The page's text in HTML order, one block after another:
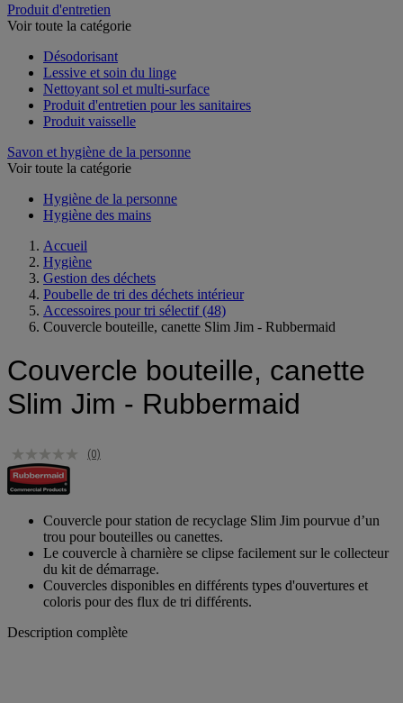
Produit d'entretien
Voir toute la catégorie
Désodorisant
Lessive et soin du linge
Nettoyant sol et multi-surface
Produit d'entretien pour les sanitaires
Produit vaisselle
Savon et hygiène de la personne
Voir toute la catégorie
Hygiène de la personne
Hygiène des mains
Accueil
Hygiène
Gestion des déchets
Poubelle de tri des déchets intérieur
Accessoires pour tri sélectif (48)
Couvercle bouteille, canette Slim Jim - Rubbermaid
Couvercle bouteille, canette
Slim Jim - Rubbermaid
(0)
Couvercle pour station de recyclage Slim Jim pourvue d’un
trou pour bouteilles ou canettes.
Le couvercle à charnière se clipse facilement sur le collecteur
du kit de démarrage.
Couvercles disponibles en différents types d'ouvertures et
coloris pour des flux de tri différents.
Description complète